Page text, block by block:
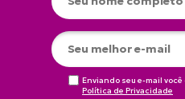
Enviando seu e-mail
Política de Privacidade